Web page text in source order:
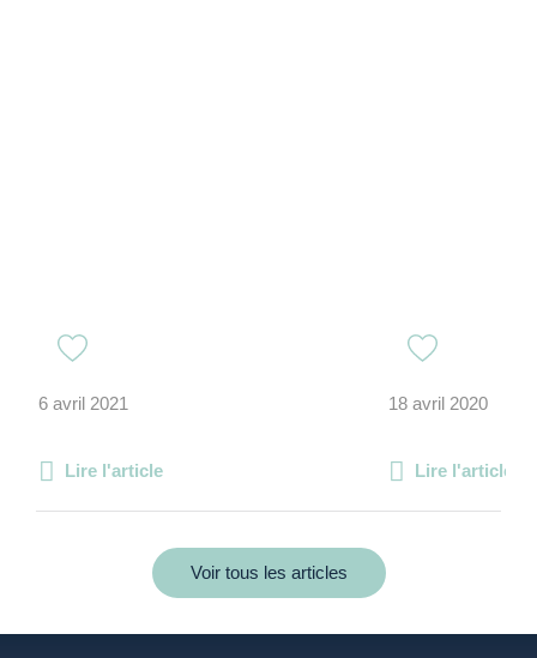
6 avril 2021
Lire l'article
18 avril 2020
Lire l'article
Voir tous les articles